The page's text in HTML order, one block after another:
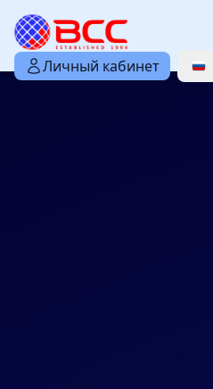
Личный кабинет